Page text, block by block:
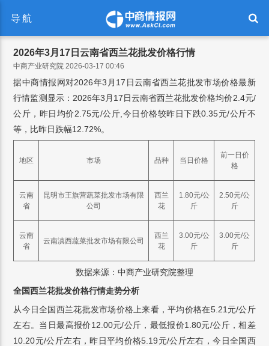
导航
2026年3月17日云南省西兰花批发价格行情
中商产业研究院 2026-03-17 00:46
据中商情报网对2026年3月17日云南省西兰花批发市场价格最新
行情监测显示：2026年3月17日云南省西兰花批发价格均价2.4元/
公斤，昨日均价2.75元/公斤,今日价格较昨日下跌0.35元/公斤不
等，比昨日跌幅12.72%。
地区 市场 品种 当日价格
前一日价
格
云南
省
昆明市王旗营蔬菜批发市场有限
公司
西兰
花
1.80元/公
斤
2.50元/公
斤
云南
省
云南滇西蔬菜批发市场有限公司
西兰
花
3.00元/公
斤
3.00元/公
斤
数据来源：中商产业研究院整理
全国西兰花批发价格行情走势分析
从今日全国西兰花批发市场价格上来看，平均价格在5.21元/公斤
左右。当日最高报价12.00元/公斤，最低报价1.80元/公斤，相差
10.20元/公斤左右，昨日平均价格5.19元/公斤左右，今日全国西